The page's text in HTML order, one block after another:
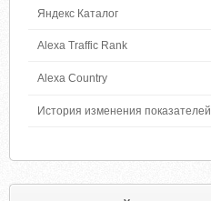
Яндекс Каталог
Alexa Traffic Rank
Alexa Country
История изменения показателей